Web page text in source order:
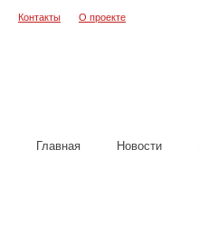
Контакты О проекте
Главная Новости